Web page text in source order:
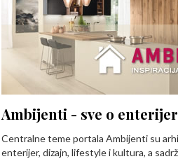
Ambijenti - sve o
Centralne teme portala Ambijenti su
enterijer, dizajn, lifestyle i kultura, a